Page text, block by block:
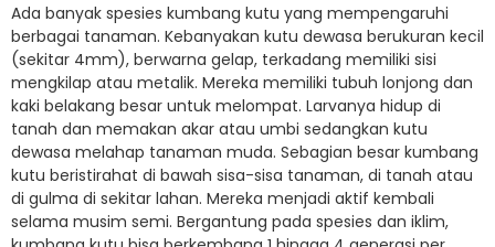
Ada banyak spesies kumbang kutu yang mempengaruhi
berbagai tanaman. Kebanyakan kutu dewasa berukuran kecil
(sekitar 4mm), berwarna gelap, terkadang memiliki sisi
mengkilap atau metalik. Mereka memiliki tubuh lonjong dan
kaki belakang besar untuk melompat. Larvanya hidup di
tanah dan memakan akar atau umbi sedangkan kutu
dewasa melahap tanaman muda. Sebagian besar kumbang
kutu beristirahat di bawah sisa-sisa tanaman, di tanah atau
di gulma di sekitar lahan. Mereka menjadi aktif kembali
selama musim semi. Bergantung pada spesies dan iklim,